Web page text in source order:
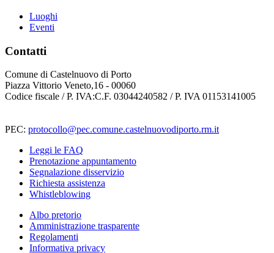
Luoghi
Eventi
Contatti
Comune di Castelnuovo di Porto
Piazza Vittorio Veneto,16 - 00060
Codice fiscale / P. IVA:C.F. 03044240582 / P. IVA 01153141005
PEC: protocollo@pec.comune.castelnuovodiporto.rm.it
Leggi le FAQ
Prenotazione appuntamento
Segnalazione disservizio
Richiesta assistenza
Whistleblowing
Albo pretorio
Amministrazione trasparente
Regolamenti
Informativa privacy